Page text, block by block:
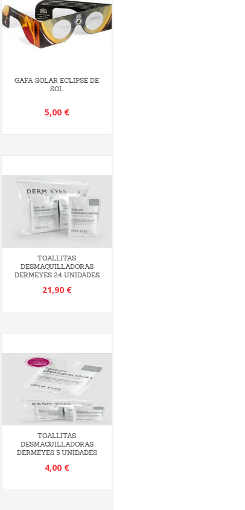
GAFA SOLAR ECLIPSE DE
SOL
5,00 €
TOALLITAS
DESMAQUILLADORAS
DERMEYES 24 UNIDADES
21,90 €
TOALLITAS
DESMAQUILLADORAS
DERMEYES 5 UNIDADES
4,00 €